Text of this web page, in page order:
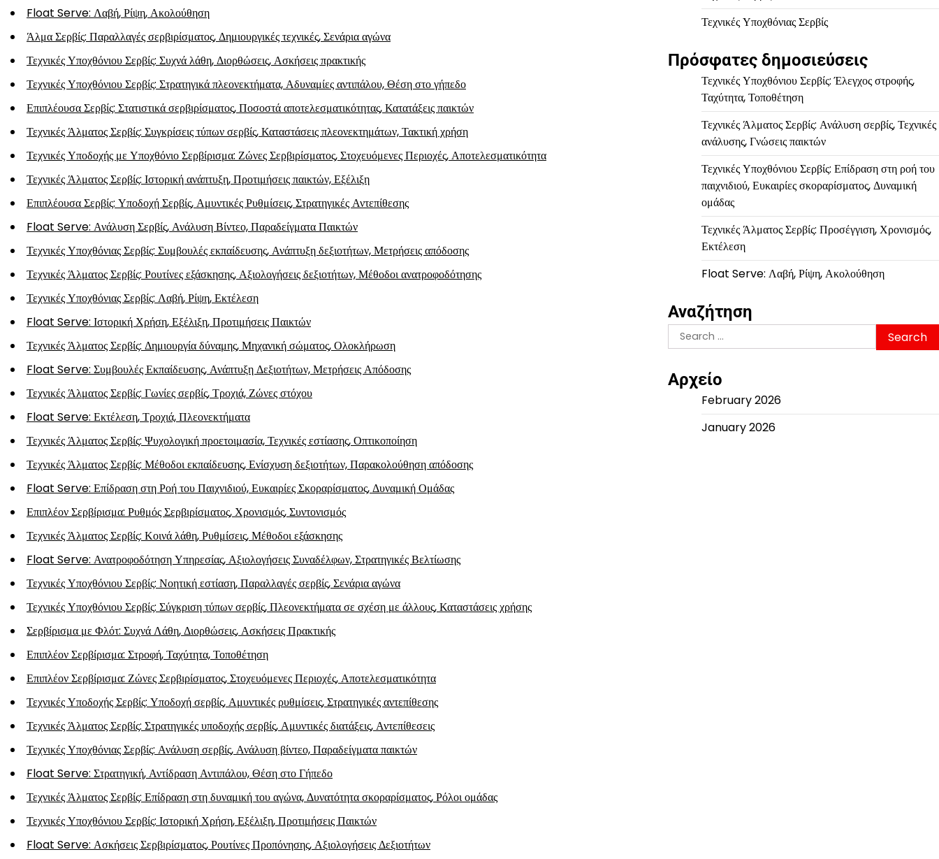
Float Serve: Λαβή, Ρίψη, Ακολούθηση
Άλμα Σερβίς: Παραλλαγές σερβιρίσματος, Δημιουργικές τεχνικές, Σενάρια αγώνα
Τεχνικές Υποχθόνιου Σερβίς: Συχνά λάθη, Διορθώσεις, Ασκήσεις πρακτικής
Τεχνικές Υποχθόνιου Σερβίς: Στρατηγικά πλεονεκτήματα, Αδυναμίες αντιπάλου, Θέση στο γήπεδο
Επιπλέουσα Σερβίς: Στατιστικά σερβιρίσματος, Ποσοστά αποτελεσματικότητας, Κατατάξεις παικτών
Τεχνικές Άλματος Σερβίς: Συγκρίσεις τύπων σερβίς, Καταστάσεις πλεονεκτημάτων, Τακτική χρήση
Τεχνικές Υποδοχής με Υποχθόνιο Σερβίρισμα: Ζώνες Σερβιρίσματος, Στοχευόμενες Περιοχές, Αποτελεσματικότητα
Τεχνικές Άλματος Σερβίς: Ιστορική ανάπτυξη, Προτιμήσεις παικτών, Εξέλιξη
Επιπλέουσα Σερβίς: Υποδοχή Σερβίς, Αμυντικές Ρυθμίσεις, Στρατηγικές Αντεπίθεσης
Float Serve: Ανάλυση Σερβίς, Ανάλυση Βίντεο, Παραδείγματα Παικτών
Τεχνικές Υποχθόνιας Σερβίς: Συμβουλές εκπαίδευσης, Ανάπτυξη δεξιοτήτων, Μετρήσεις απόδοσης
Τεχνικές Άλματος Σερβίς: Ρουτίνες εξάσκησης, Αξιολογήσεις δεξιοτήτων, Μέθοδοι ανατροφοδότησης
Τεχνικές Υποχθόνιας Σερβίς: Λαβή, Ρίψη, Εκτέλεση
Float Serve: Ιστορική Χρήση, Εξέλιξη, Προτιμήσεις Παικτών
Τεχνικές Άλματος Σερβίς: Δημιουργία δύναμης, Μηχανική σώματος, Ολοκλήρωση
Float Serve: Συμβουλές Εκπαίδευσης, Ανάπτυξη Δεξιοτήτων, Μετρήσεις Απόδοσης
Τεχνικές Άλματος Σερβίς: Γωνίες σερβίς, Τροχιά, Ζώνες στόχου
Float Serve: Εκτέλεση, Τροχιά, Πλεονεκτήματα
Τεχνικές Άλματος Σερβίς: Ψυχολογική προετοιμασία, Τεχνικές εστίασης, Οπτικοποίηση
Τεχνικές Άλματος Σερβίς: Μέθοδοι εκπαίδευσης, Ενίσχυση δεξιοτήτων, Παρακολούθηση απόδοσης
Float Serve: Επίδραση στη Ροή του Παιχνιδιού, Ευκαιρίες Σκοραρίσματος, Δυναμική Ομάδας
Επιπλέον Σερβίρισμα: Ρυθμός Σερβιρίσματος, Χρονισμός, Συντονισμός
Τεχνικές Άλματος Σερβίς: Κοινά λάθη, Ρυθμίσεις, Μέθοδοι εξάσκησης
Float Serve: Ανατροφοδότηση Υπηρεσίας, Αξιολογήσεις Συναδέλφων, Στρατηγικές Βελτίωσης
Τεχνικές Υποχθόνιου Σερβίς: Νοητική εστίαση, Παραλλαγές σερβίς, Σενάρια αγώνα
Τεχνικές Υποχθόνιου Σερβίς: Σύγκριση τύπων σερβίς, Πλεονεκτήματα σε σχέση με άλλους, Καταστάσεις χρήσης
Σερβίρισμα με Φλότ: Συχνά Λάθη, Διορθώσεις, Ασκήσεις Πρακτικής
Επιπλέον Σερβίρισμα: Στροφή, Ταχύτητα, Τοποθέτηση
Επιπλέον Σερβίρισμα: Ζώνες Σερβιρίσματος, Στοχευόμενες Περιοχές, Αποτελεσματικότητα
Τεχνικές Υποδοχής Σερβίς: Υποδοχή σερβίς, Αμυντικές ρυθμίσεις, Στρατηγικές αντεπίθεσης
Τεχνικές Άλματος Σερβίς: Στρατηγικές υποδοχής σερβίς, Αμυντικές διατάξεις, Αντεπίθεσεις
Τεχνικές Υποχθόνιας Σερβίς: Ανάλυση σερβίς, Ανάλυση βίντεο, Παραδείγματα παικτών
Float Serve: Στρατηγική, Αντίδραση Αντιπάλου, Θέση στο Γήπεδο
Τεχνικές Άλματος Σερβίς: Επίδραση στη δυναμική του αγώνα, Δυνατότητα σκοραρίσματος, Ρόλοι ομάδας
Τεχνικές Υποχθόνιου Σερβίς: Ιστορική Χρήση, Εξέλιξη, Προτιμήσεις Παικτών
Float Serve: Ασκήσεις Σερβιρίσματος, Ρουτίνες Προπόνησης, Αξιολογήσεις Δεξιοτήτων
Τεχνικές Υποχθόνιας Σερβίς
Πρόσφατες δημοσιεύσεις
Τεχνικές Υποχθόνιου Σερβίς: Έλεγχος στροφής,
Ταχύτητα, Τοποθέτηση
Τεχνικές Άλματος Σερβίς: Ανάλυση σερβίς, Τεχνικές
ανάλυσης, Γνώσεις παικτών
Τεχνικές Υποχθόνιου Σερβίς: Επίδραση στη ροή του
παιχνιδιού, Ευκαιρίες σκοραρίσματος, Δυναμική
ομάδας
Τεχνικές Άλματος Σερβίς: Προσέγγιση, Χρονισμός,
Εκτέλεση
Float Serve: Λαβή, Ρίψη, Ακολούθηση
Αναζήτηση
Search
for:
Αρχείο
February 2026
January 2026